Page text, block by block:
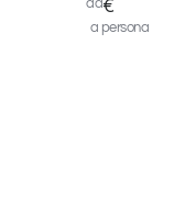
da€
a persona